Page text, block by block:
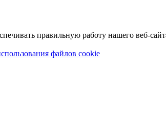
правильную работу нашего веб-
файлов cookie